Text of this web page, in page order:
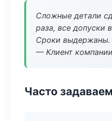
Сложные детали
раза, все допуски
Сроки выдержаны.
— Клиент компании
Часто